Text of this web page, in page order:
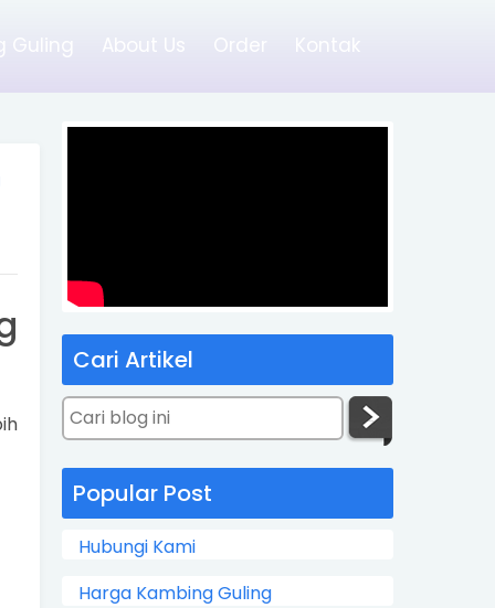
Guling About Us Order Kontak
Cari Artikel
Popular Post
Hubungi Kami
Harga Kambing Guling